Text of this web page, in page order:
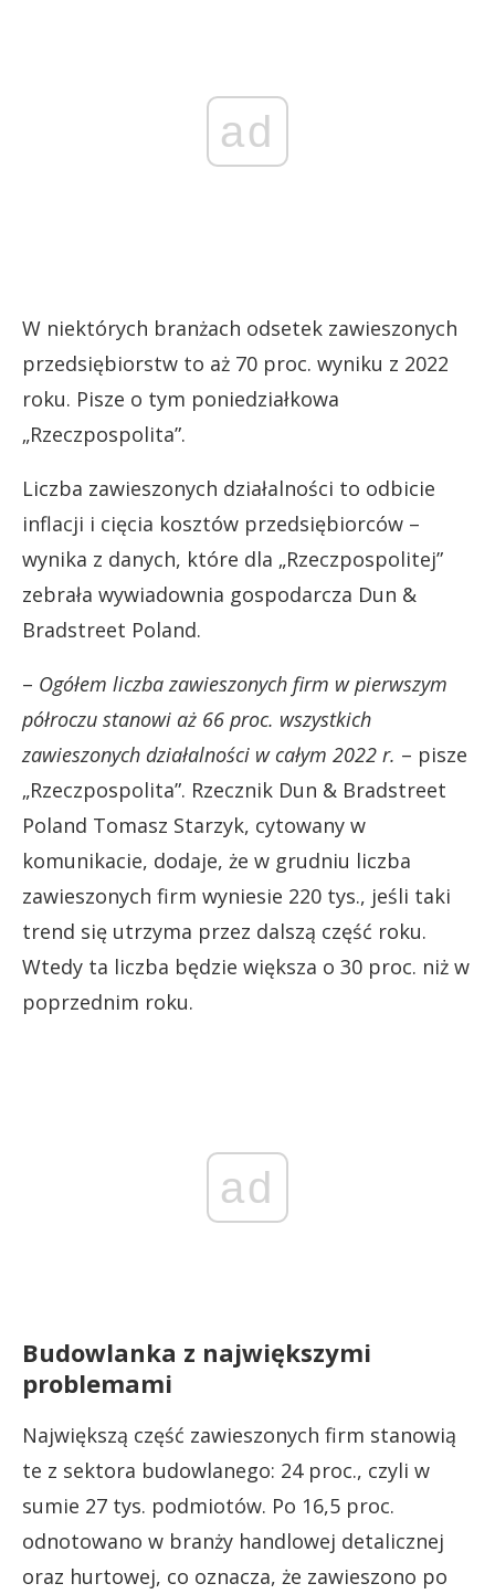
ad
W niektórych branżach odsetek zawieszonych
przedsiębiorstw to aż 70 proc. wyniku z 2022
roku. Pisze o tym poniedziałkowa
„Rzeczpospolita”.
Liczba zawieszonych działalności to odbicie
inflacji i cięcia kosztów przedsiębiorców –
wynika z danych, które dla „Rzeczpospolitej”
zebrała wywiadownia gospodarcza Dun &
Bradstreet Poland.
– Ogółem liczba zawieszonych firm w pierwszym
półroczu stanowi aż 66 proc. wszystkich
zawieszonych działalności w całym 2022 r. – pisze
„Rzeczpospolita”. Rzecznik Dun & Bradstreet
Poland Tomasz Starzyk, cytowany w
komunikacie, dodaje, że w grudniu liczba
zawieszonych firm wyniesie 220 tys., jeśli taki
trend się utrzyma przez dalszą część roku.
Wtedy ta liczba będzie większa o 30 proc. niż w
poprzednim roku.
ad
Budowlanka z największymi
problemami
Największą część zawieszonych firm stanowią
te z sektora budowlanego: 24 proc., czyli w
sumie 27 tys. podmiotów. Po 16,5 proc.
odnotowano w branży handlowej detalicznej
oraz hurtowej, co oznacza, że zawieszono po